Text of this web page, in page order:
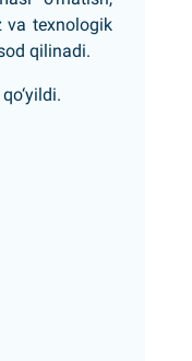
va texnologik
qilinadi.